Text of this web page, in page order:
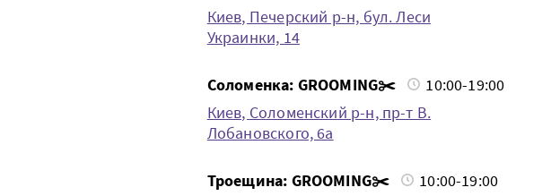
Киев, Печерский р-н, бул. Леси
Украинки, 14
Соломенка: GROOMING✂️
10:00-19:00
Киев, Соломенский р-н, пр-т В.
Лобановского, 6а
Троещина: GROOMING✂️
10:00-19:00